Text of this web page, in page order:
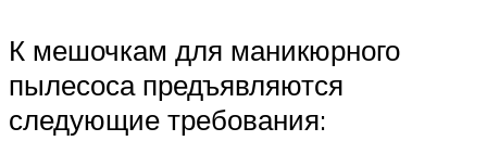
К мешочкам для маникюрного
пылесоса предъявляются
следующие требования: